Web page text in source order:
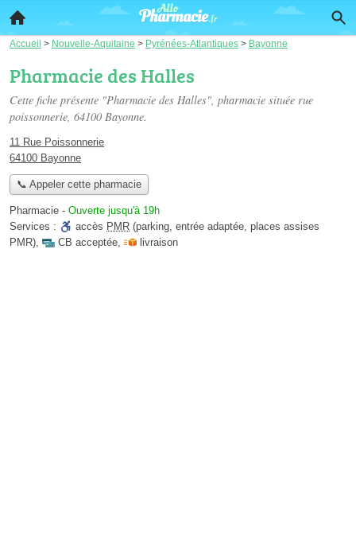
Accueil > Nouvelle-Aquitaine > Pyrénées-Atlantiques > Bayonne
Pharmacie des Halles
Cette fiche présente "Pharmacie des Halles", pharmacie située rue
poissonnerie, 64100 Bayonne.
11 Rue Poissonnerie
64100 Bayonne
📞 Appeler cette pharmacie
Pharmacie - Ouverte jusqu'à 19h
Services :
accès PMR (parking, entrée adaptée, places assises
PMR), CB acceptée, livraison